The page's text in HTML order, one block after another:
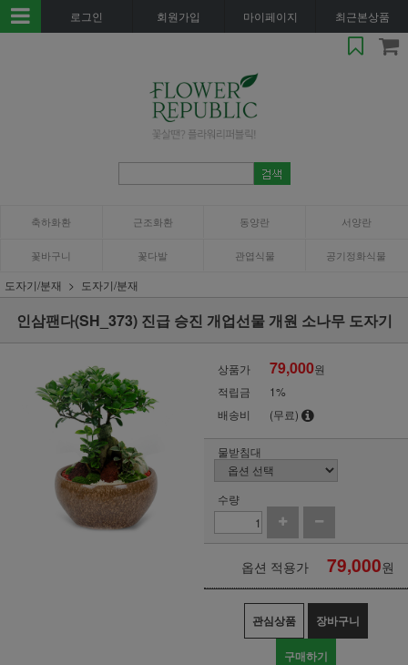
로그인 회원가입 마이페이지 최근본상품
축하화환 근조화환 동양란 서양란
꽃바구니 꽃다발 관엽식물 공기정화식물
도자기/분재 도자기/분재
인삼팬다(SH_373) 진급 승진 개업선물 개원 소나무 도자기
상품가 79,000원
적립금
1%
배송비
(무료)
물받침대
수량
옵션 적용가 79,000원
관심상품 장바구니
구매하기